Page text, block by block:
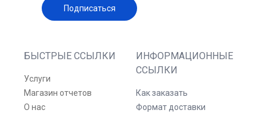
БЫСТРЫЕ ССЫЛКИ
Услуги
Магазин отчетов
О нас
ИНФОРМАЦИОННЫЕ
ССЫЛКИ
Как заказать
Формат доставки
Подписаться